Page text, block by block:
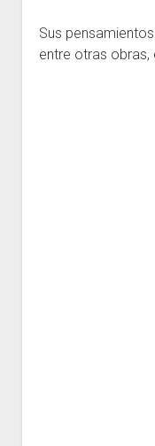
Sus
entre otras obras,